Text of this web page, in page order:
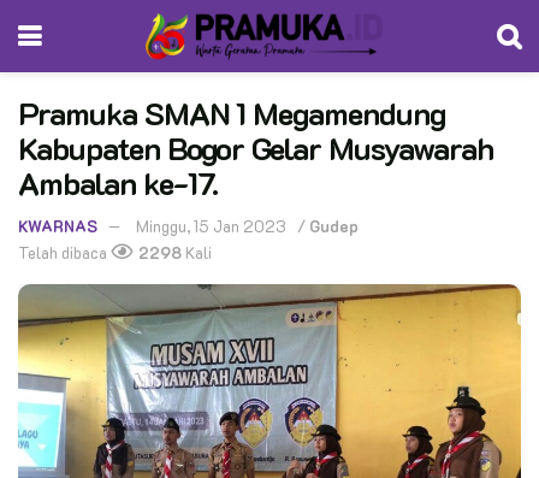
Pramuka SMAN 1 Megamendung
Kabupaten Bogor Gelar Musyawarah
Ambalan ke-17.
KWARNAS Minggu, 15 Jan 2023 / Gudep
Telah dibaca
2298 Kali